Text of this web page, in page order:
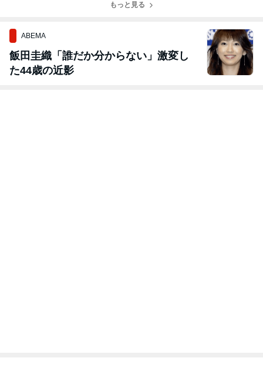
75。 実装時期
もっと見る
ABEMA
飯田圭織「誰だか分からない」激変し
た44歳の近影